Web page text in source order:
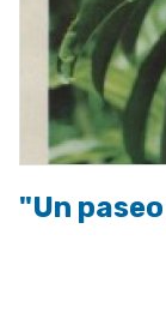
"Un